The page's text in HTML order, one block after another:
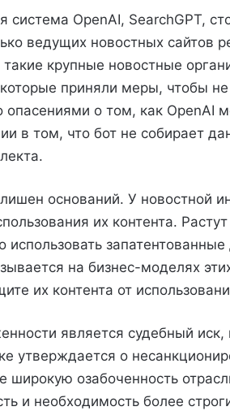
OpenAI, SearchGPT,
ведущих новостных сайтов
крупные новостные
приняли меры, чтобы
опасениями о том, как OpenAI
в том, что бот не собирает
оснований. У новостной
их контента.
на бизнес-моделях
их контента от
является судебный
утверждается о
широкую озабоченность
и необходимость более